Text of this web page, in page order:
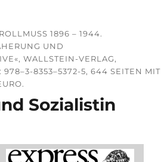
1896 – 1944. B
UND E
WALLSTEIN-VERLAG, G
8353–5372-5, 644 SEITEN MIT 6
Sozialistin